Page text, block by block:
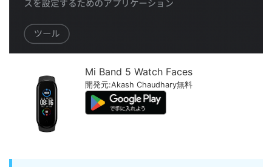
Mi Band 5 Watch Faces
開発元:Akash Chaudhary無料